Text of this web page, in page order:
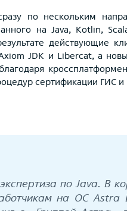
по нескольким
на Java, Kotlin,
действующие
JDK и Libercat, а
сертификации ГИС
по Java. В
на ОС Astra